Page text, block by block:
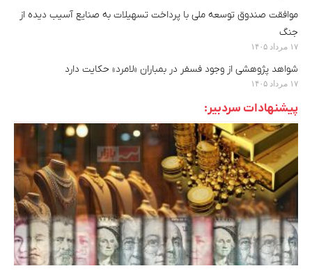
موافقت صندوق توسعه ملی با پرداخت تسهیلات به صنایع آسیب دیده از
جنگ
۱۷ مرداد ۱۴۰۵
شواهد پژوهشی از وجود فسفر در بمباران «لامرد» حکایت دارد
۱۷ مرداد ۱۴۰۵
پیشنهادات سردبیر: